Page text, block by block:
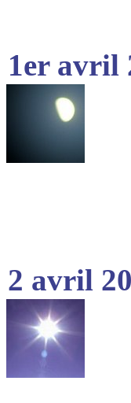
1er avril
2 avril